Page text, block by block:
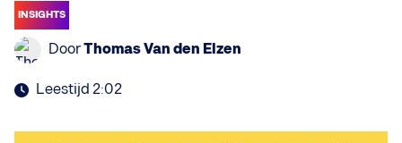
INSIGHTS
DoorThomas Van den Elzen
Leestijd 2:02